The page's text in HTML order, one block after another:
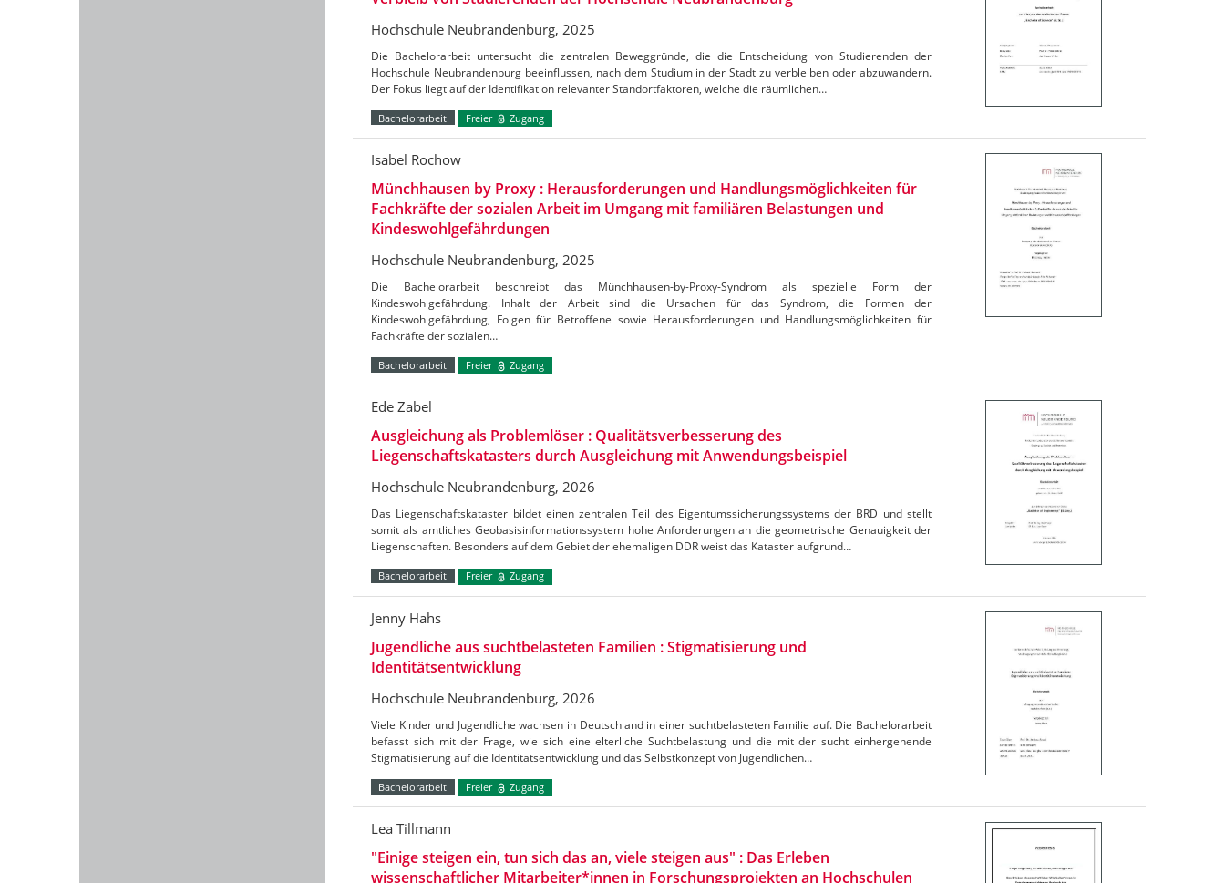
Hochschule Neubrandenburg, 2025
Die Bachelorarbeit untersucht die zentralen Beweggründe, die die Entscheidung von Studierenden der
Hochschule Neubrandenburg beeinflussen, nach dem Studium in der Stadt zu verbleiben oder abzuwandern.
Der Fokus liegt auf der Identifikation relevanter Standortfaktoren, welche die räumlichen…
Bachelorarbeit Freier Zugang
Isabel Rochow
Münchhausen by Proxy : Herausforderungen und Handlungsmöglichkeiten für
Fachkräfte der sozialen Arbeit im Umgang mit familiären Belastungen und
Kindeswohlgefährdungen
Hochschule Neubrandenburg, 2025
Die Bachelorarbeit beschreibt das Münchhausen-by-Proxy-Syndrom als spezielle Form der
Kindeswohlgefährdung. Inhalt der Arbeit sind die Ursachen für das Syndrom, die Formen der
Kindeswohlgefährdung, Folgen für Betroffene sowie Herausforderungen und Handlungsmöglichkeiten für
Fachkräfte der sozialen…
Bachelorarbeit Freier Zugang
Ede Zabel
Ausgleichung als Problemlöser : Qualitätsverbesserung des
Liegenschaftskatasters durch Ausgleichung mit Anwendungsbeispiel
Hochschule Neubrandenburg, 2026
Das Liegenschaftskataster bildet einen zentralen Teil des Eigentumssicherungssystems der BRD und stellt
somit als amtliches Geobasisinformationssystem hohe Anforderungen an die geometrische Genauigkeit der
Liegenschaften. Besonders auf dem Gebiet der ehemaligen DDR weist das Kataster aufgrund…
Bachelorarbeit Freier Zugang
Jenny Hahs
Jugendliche aus suchtbelasteten Familien : Stigmatisierung und
Identitätsentwicklung
Hochschule Neubrandenburg, 2026
Viele Kinder und Jugendliche wachsen in Deutschland in einer suchtbelasteten Familie auf. Die Bachelorarbeit
befasst sich mit der Frage, wie sich eine elterliche Suchtbelastung und die mit der sucht einhergehende
Stigmatisierung auf die Identitätsentwicklung und das Selbstkonzept von Jugendlichen…
Bachelorarbeit Freier Zugang
Lea Tillmann
"Einige steigen ein, tun sich das an, viele steigen aus" : Das Erleben
wissenschaftlicher Mitarbeiter*innen in Forschungsprojekten an Hochschulen